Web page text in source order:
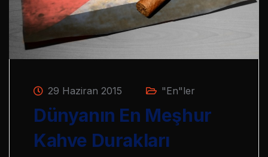
29 Haziran 2015 "En"ler
Dünyanın En Meşhur
Kahve Durakları